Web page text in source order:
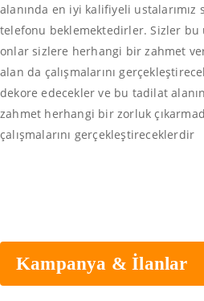
alanında en iyi kalifiyeli ustalarımız
telefonu beklemektedirler. Sizler bu
onlar sizlere herhangi bir zahmet
alan da çalışmalarını
dekore edecekler ve bu tadilat
zahmet herhangi bir zorluk
çalışmalarını gerçekleştireceklerdir
Kampanya & İlanlar